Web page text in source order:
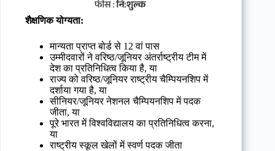
शैक्षणिक योग्यता:
मान्यता प्राप्त बोर्ड से 12 वां पास
उम्मीदवारों ने वरिष्ठ/जूनियर अंतर्राष्ट्रीय टीम में
देश का प्रतिनिधित्व किया है, या
राज्य को वरिष्ठ/जूनियर राष्ट्रीय चैम्पियनशिप में
दर्शाया गया है, या
सीनियर/जूनियर नेशनल चैम्पियनशिप में पदक
जीता, या
पूरे भारत में विश्वविद्यालय का प्रतिनिधित्व करना,
या
राष्ट्रीय स्कूल खेलों में स्वर्ण पदक जीता